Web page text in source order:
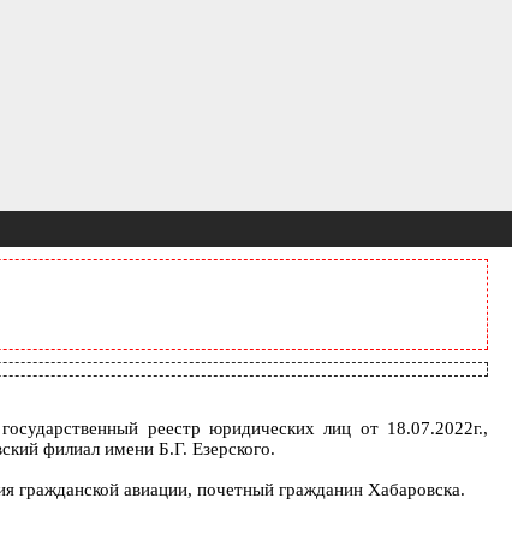
реестр юридических лиц от 18.07.2022г.,
филиал имени Б.Г. Езерского.
гражданской авиации, почетный гражданин Хабаровска.